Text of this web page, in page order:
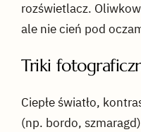
rozświetlacz.
ale nie cień pod
Triki
Ciepłe światło,
(np. bordo,